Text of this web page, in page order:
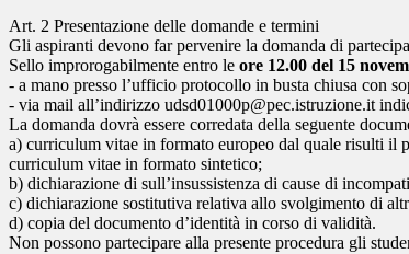
Art. 2 Presentazione delle domande e termini
Gli aspiranti devono far pervenire la domanda di
Sello improrogabilmente entro le ore 12.00 del 15
- a mano presso l’ufficio protocollo in busta chiusa con
- via mail all’indirizzo udsd01000p@pec.istruzione.it
La domanda dovrà essere corredata della seguente
a) curriculum vitae in formato europeo dal quale risulti il
curriculum vitae in formato sintetico;
b) dichiarazione di sull’insussistenza di cause di
c) dichiarazione sostitutiva relativa allo svolgimento di
d) copia del documento d’identità in corso di validità.
Non possono partecipare alla presente procedura gli